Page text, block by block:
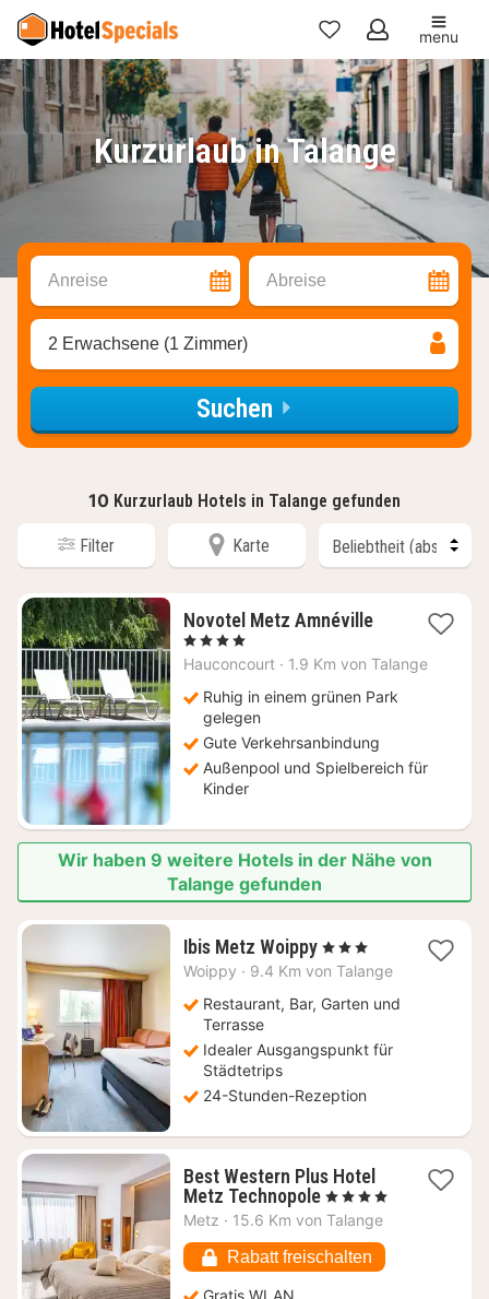
Meine
Favoriten
menu
Kurzurlaub in Talange
Anreise Abreise
2 Erwachsene (1 Zimmer)
Suchen
10 Kurzurlaub Hotels in Talange gefunden
Filter Karte
Novotel Metz Amnéville1
ab
€
, 4 Sterne
Hauconcourt · 1.9 Km von Talange
Ruhig in einem grünen Park
gelegen
Gute Verkehrsanbindung
Außenpool und Spielbereich für
Kinder
Wir haben 9 weitere Hotels in der Nähe von
Talange gefunden
Ibis Metz Woippy2
Nächte
89
, 3 Sterne
Woippy · 9.4 Km von Talange
Restaurant, Bar, Garten und
Terrasse
Idealer Ausgangspunkt für
Städtetrips
24-Stunden-Rezeption
Best Western Plus Hotel
Metz Technopole1
Nacht
89,18
€
, 4 Sterne
Metz · 15.6 Km von Talange
Rabatt freischalten
Gratis WLAN